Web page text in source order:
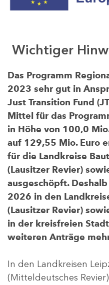
Wichtiger
Das Programm
2023 sehr gut in
Just Transition Fund
Mittel für das
in Höhe von 100,0
auf 129,55 Mio. Euro
für die Landkreise
(Lausitzer Revier)
ausgeschöpft.
2026 in den
(Lausitzer Revier)
in der kreisfreien
weiteren Anträge
In den Landkreisen
(Mitteldeutsches